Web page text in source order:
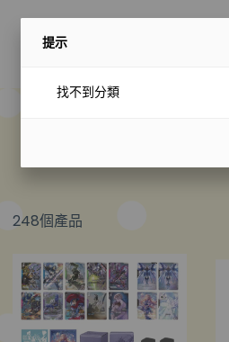
248個產品
提示
找不到分類